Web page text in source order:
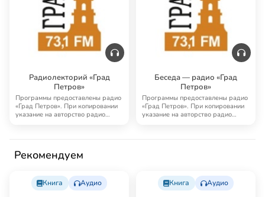
Радиолекторий «Град
Петров»
Программы предоставлены радио
«Град Петров». При копировании
указание на авторство радио
Беседа — радио «Град
Петров»
Программы предоставлены радио
«Град Петров». При копировании
указание на авторство радио
Рекомендуем
Книга Аудио Книга Аудио